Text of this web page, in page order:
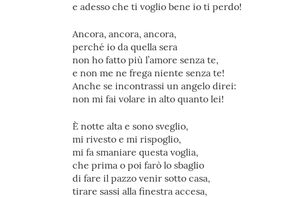
e adesso che ti voglio bene io ti perdo!
Ancora, ancora, ancora,
perché io da quella sera
non ho fatto più l’amore senza te,
e non me ne frega niente senza te!
Anche se incontrassi un angelo direi:
non mi fai volare in alto quanto lei!
È notte alta e sono sveglio,
mi rivesto e mi rispoglio,
mi fa smaniare questa voglia,
che prima o poi farò lo sbaglio
di fare il pazzo venir sotto casa,
tirare sassi alla finestra accesa,